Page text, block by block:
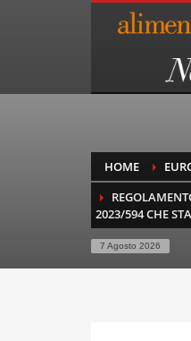
HOME
2023/594 CHE
7 Agosto 2026